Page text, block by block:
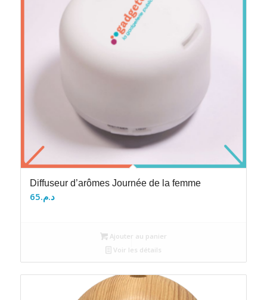
Diffuseur d’arômes Journée de la femme
د.م.65
Ajouter au panier
Voir les détails